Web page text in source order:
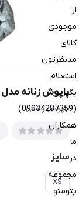
از
موجودی
کالای
مدنظرتون
استعلام
بگیرین
(09034287359)
همکاران
ما
در
مجموعه
پتومتو
پاپوش زنانه مدل PA826
پاپوش پشمی
سایز
XS